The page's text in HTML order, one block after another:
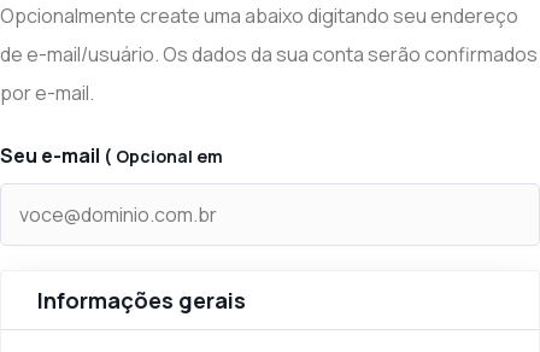
Opcionalmente create uma abaixo digitando seu endereço
de e-mail/usuário. Os dados da sua conta serão confirmados
por e-mail.
Seu e-mail ( Opcional em
Informações gerais